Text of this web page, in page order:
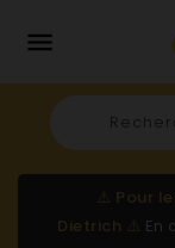

⚠️ Pour
Dietrich ⚠️ En